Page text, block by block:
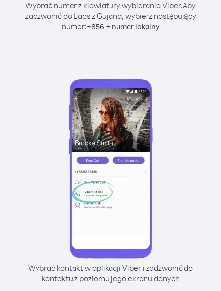
Wybrać numer z klawiatury wybierania Viber.Aby
zadzwonić do Laos z Gujana, wybierz następujący
numer:+856 + numer lokalny
Wybrać kontakt w aplikacji Viber i zadzwonić do
kontaktu z poziomu jego ekranu danych